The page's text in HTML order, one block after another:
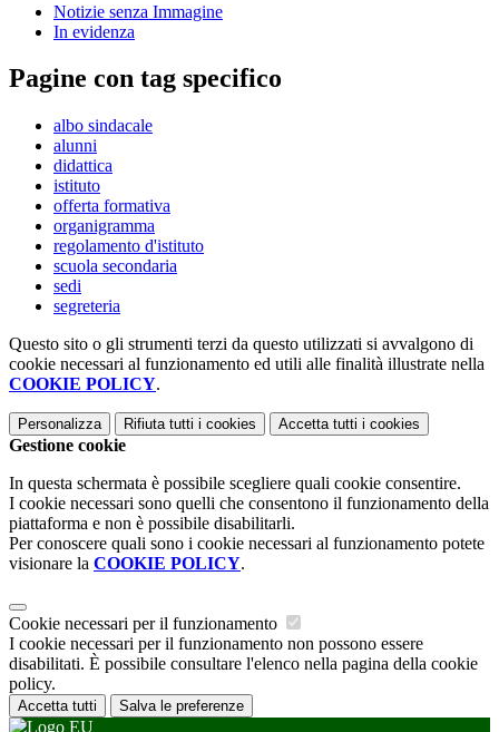
Notizie senza Immagine
In evidenza
Pagine con tag specifico
albo sindacale
alunni
didattica
istituto
offerta formativa
organigramma
regolamento d'istituto
scuola secondaria
sedi
segreteria
Questo sito o gli strumenti terzi da questo utilizzati si avvalgono di
cookie necessari al funzionamento ed utili alle finalità illustrate nella
COOKIE POLICY.
Personalizza Rifiuta tutti i cookies Accetta tutti i cookies
Gestione cookie
In questa schermata è possibile scegliere quali cookie consentire.
I cookie necessari sono quelli che consentono il funzionamento della
piattaforma e non è possibile disabilitarli.
Per conoscere quali sono i cookie necessari al funzionamento potete
visionare la COOKIE POLICY.
Cookie necessari per il funzionamento
I cookie necessari per il funzionamento non possono essere
disabilitati. È possibile consultare l'elenco nella pagina della cookie
policy.
Accetta tutti Salva le preferenze